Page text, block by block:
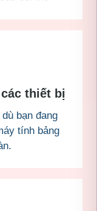
thiết bị
bạn đang
tính bảng